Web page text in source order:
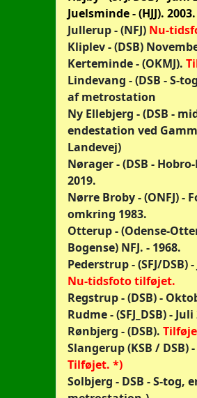
Juelsminde - (HJJ).
Jullerup - (NFJ) Nu-
Kliplev - (DSB)
Kerteminde - (OKMJ).
Lindevang - (DSB - S-
af metrostation
Ny Ellebjerg - (DSB -
endestation ved
Landevej)
Nørager - (DSB -
2019.
Nørre Broby - (ONFJ) -
omkring 1983.
Otterup - (Odense-
Bogense) NFJ. - 1968.
Pederstrup - (SFJ/DSB)
Nu-tidsfoto tilføjet.
Regstrup - (DSB) -
Rudme - (SFJ_DSB) -
Rønbjerg - (DSB).
Slangerup (KSB / DSB)
Tilføjet. *)
Solbjerg - DSB - S-tog,